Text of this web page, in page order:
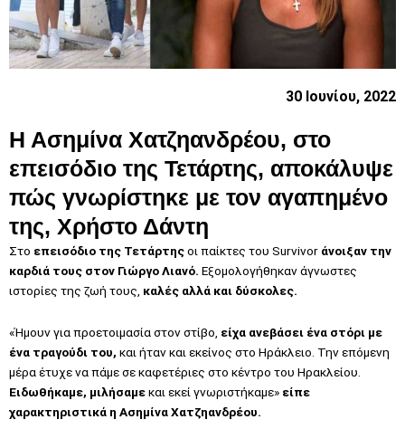
30 Ιουνίου, 2022
Η Ασημίνα Χατζηανδρέου, στο
επεισόδιο της Τετάρτης, αποκάλυψε
πώς γνωρίστηκε με τον αγαπημένο
της, Χρήστο Δάντη
Στο επεισόδιο της Τετάρτηςοι παίκτες του Survivor άνοιξαν την
καρδιά τους στον Γιώργο Λιανό. Eξομολογήθηκαν άγνωστες
ιστορίες της ζωή τους, καλές αλλά και δύσκολες.
«Ήμουν για προετοιμασία στον στίβο, είχα ανεβάσει ένα στόρι με
ένα τραγούδι του, και ήταν και εκείνος στο Ηράκλειο. Την επόμενη
μέρα έτυχε να πάμε σε καφετέριες στο κέντρο του Ηρακλείου.
Eιδωθήκαμε, μιλήσαμεκαι εκεί γνωριστήκαμε» είπε
χαρακτηριστικά η Ασημίνα Χατζηανδρέου.